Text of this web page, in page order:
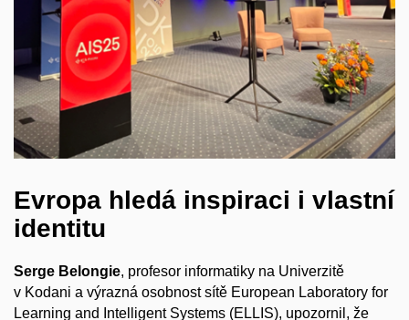
Evropa hledá inspiraci i vlastní
identitu
Serge Belongie, profesor informatiky na Univerzitě
v Kodani a výrazná osobnost sítě European Laboratory for
Learning and Intelligent Systems (ELLIS), upozornil, že